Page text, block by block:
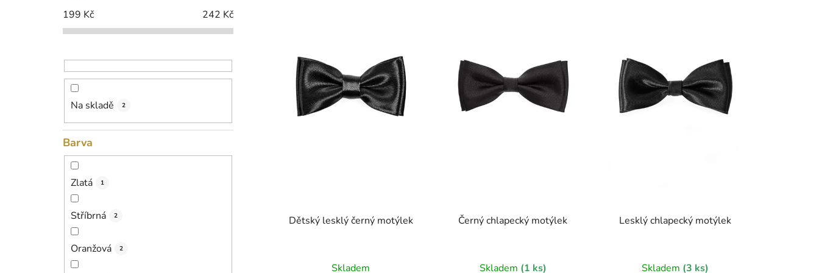
199 Kč 242 Kč
Na skladě 2
Barva
Zlatá 1
Stříbrná 2
Oranžová 2
Dětský lesklý černý motýlek
Skladem
Černý chlapecký motýlek
Skladem (1 ks)
Lesklý chlapecký motýlek
Skladem (3 ks)